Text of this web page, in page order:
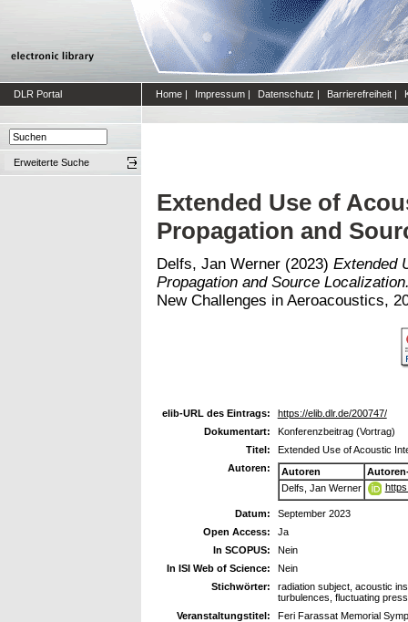
DLR Portal Home | Impressum | Datenschutz | Barrierefreiheit |
Erweiterte Suche
Extended Use of
Propagation and
Delfs, Jan Werner (2023) Extended
Propagation and Source
New Challenges in Aeroacoustics,
elib-URL des Eintrags:
https://elib.dlr.de/200747/
Dokumentart:
Konferenzbeitrag (Vortrag)
Titel:
Extended Use of Acoustic
Autoren:
Autoren
Delfs, Jan Werner
Datum:
September 2023
Open Access:
Ja
In SCOPUS:
Nein
In ISI Web of Science:
Nein
Stichwörter:
radiation subject, acoustic
turbulences, fluctuating
Veranstaltungstitel:
Feri Farassat Memorial